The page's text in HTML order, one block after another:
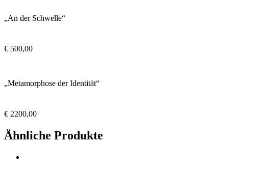
„An der Schwelle“
€ 500,00
„Metamorphose der Identität“
€ 2200,00
Ähnliche Produkte